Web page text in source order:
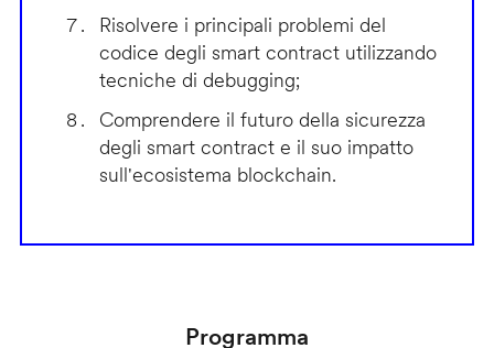
Risolvere i principali problemi del
codice degli smart contract utilizzando
tecniche di debugging;
Comprendere il futuro della sicurezza
degli smart contract e il suo impatto
sull'ecosistema blockchain.
Programma